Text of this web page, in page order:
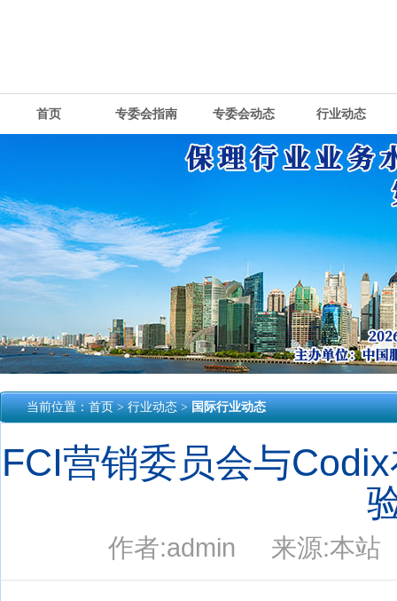
首页 专委会指南 专委会动态 行业动态
当前位置：首页> 行业动态 >国际行业动态
FCI营销委员会与
作者:admin 来源:本